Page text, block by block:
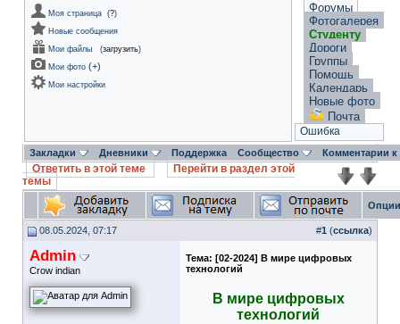
Моя страница (?)
Новые сообщения
Мои файлы
(загрузить)
Мои фото (+)
Мои настройки
Форумы
Фотогалерея
Студенту
Дороги
Группы
Помощь
Календарь
Новые фото
Почта
Ошибка
Закладки Дневники Поддержка Сообщество Комментарии
Ответить в этой теме
Перейти в раздел этой
темы
08.05.2024, 07:17 #1 (ссылка)
Admin
Crow indian
Тема: [02-2024] В мире цифровых
технологий
В мире цифровых
технологий